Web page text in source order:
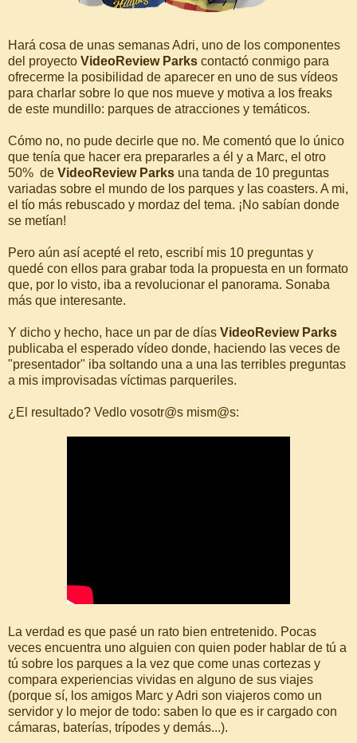
Hará cosa de unas semanas Adri, uno de los componentes
del proyecto VideoReview Parks contactó conmigo para
ofrecerme la posibilidad de aparecer en uno de sus vídeos
para charlar sobre lo que nos mueve y motiva a los freaks
de este mundillo: parques de atracciones y temáticos.
Cómo no, no pude decirle que no. Me comentó que lo único
que tenía que hacer era prepararles a él y a Marc, el otro
50% de VideoReview Parks una tanda de 10 preguntas
variadas sobre el mundo de los parques y las coasters. A mi,
el tío más rebuscado y mordaz del tema. ¡No sabían donde
se metían!
Pero aún así acepté el reto, escribí mis 10 preguntas y
quedé con ellos para grabar toda la propuesta en un formato
que, por lo visto, iba a revolucionar el panorama. Sonaba
más que interesante.
Y dicho y hecho, hace un par de días VideoReview Parks
publicaba el esperado vídeo donde, haciendo las veces de
"presentador" iba soltando una a una las terribles preguntas
a mis improvisadas víctimas parqueriles.
¿El resultado? Vedlo vosotr@s mism@s:
La verdad es que pasé un rato bien entretenido. Pocas
veces encuentra uno alguien con quien poder hablar de tú a
tú sobre los parques a la vez que come unas cortezas y
compara experiencias vividas en alguno de sus viajes
(porque sí, los amigos Marc y Adri son viajeros como un
servidor y lo mejor de todo: saben lo que es ir cargado con
cámaras, baterías, trípodes y demás...).